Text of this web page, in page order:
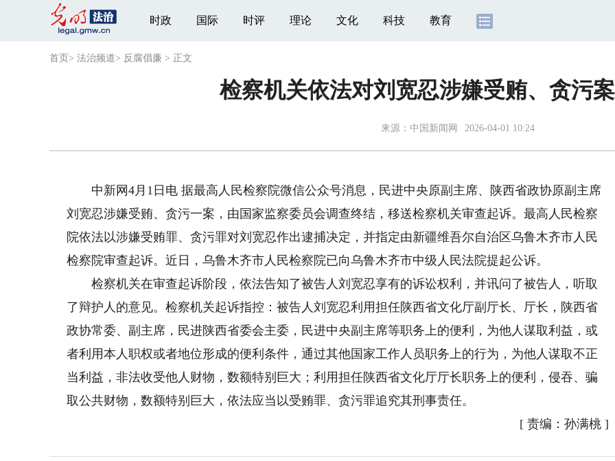
时政 国际 时评 理论 文化 科技 教育
首页 > 法治频道> 反腐倡廉 > 正文
检察机关依法对刘宽忍涉嫌受贿、贪污
来源： 中国新闻网 2026-04-01 10:24
中新网4月1日电 据最高人民检察院微信公众号消息，民进中央原副主席、陕西省政协原副主席
刘宽忍涉嫌受贿、贪污一案，由国家监察委员会调查终结，移送检察机关审查起诉。最高人民检察
院依法以涉嫌受贿罪、贪污罪对刘宽忍作出逮捕决定，并指定由新疆维吾尔自治区乌鲁木齐市人民
检察院审查起诉。近日，乌鲁木齐市人民检察院已向乌鲁木齐市中级人民法院提起公诉。
检察机关在审查起诉阶段，依法告知了被告人刘宽忍享有的诉讼权利，并讯问了被告人，听取
了辩护人的意见。检察机关起诉指控：被告人刘宽忍利用担任陕西省文化厅副厅长、厅长，陕西省
政协常委、副主席，民进陕西省委会主委，民进中央副主席等职务上的便利，为他人谋取利益，或
者利用本人职权或者地位形成的便利条件，通过其他国家工作人员职务上的行为，为他人谋取不正
当利益，非法收受他人财物，数额特别巨大；利用担任陕西省文化厅厅长职务上的便利，侵吞、骗
取公共财物，数额特别巨大，依法应当以受贿罪、贪污罪追究其刑事责任。
[ 责编：孙满桃 ]